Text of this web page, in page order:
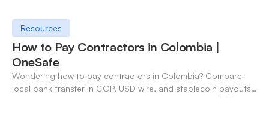
Resources
How to Pay Contractors in Colombia |
OneSafe
Wondering how to pay contractors in Colombia? Compare
local bank transfer in COP, USD wire, and stablecoin payouts.